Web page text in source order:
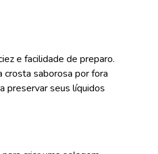
e facilidade de preparo.
saborosa por fora
preservar seus líquidos